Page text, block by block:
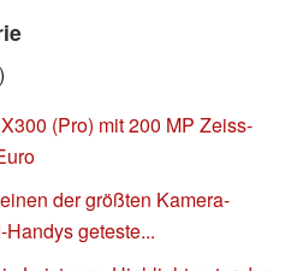
)
(Pro) mit 200 MP Zeiss-
der größten Kamera-
geteste...